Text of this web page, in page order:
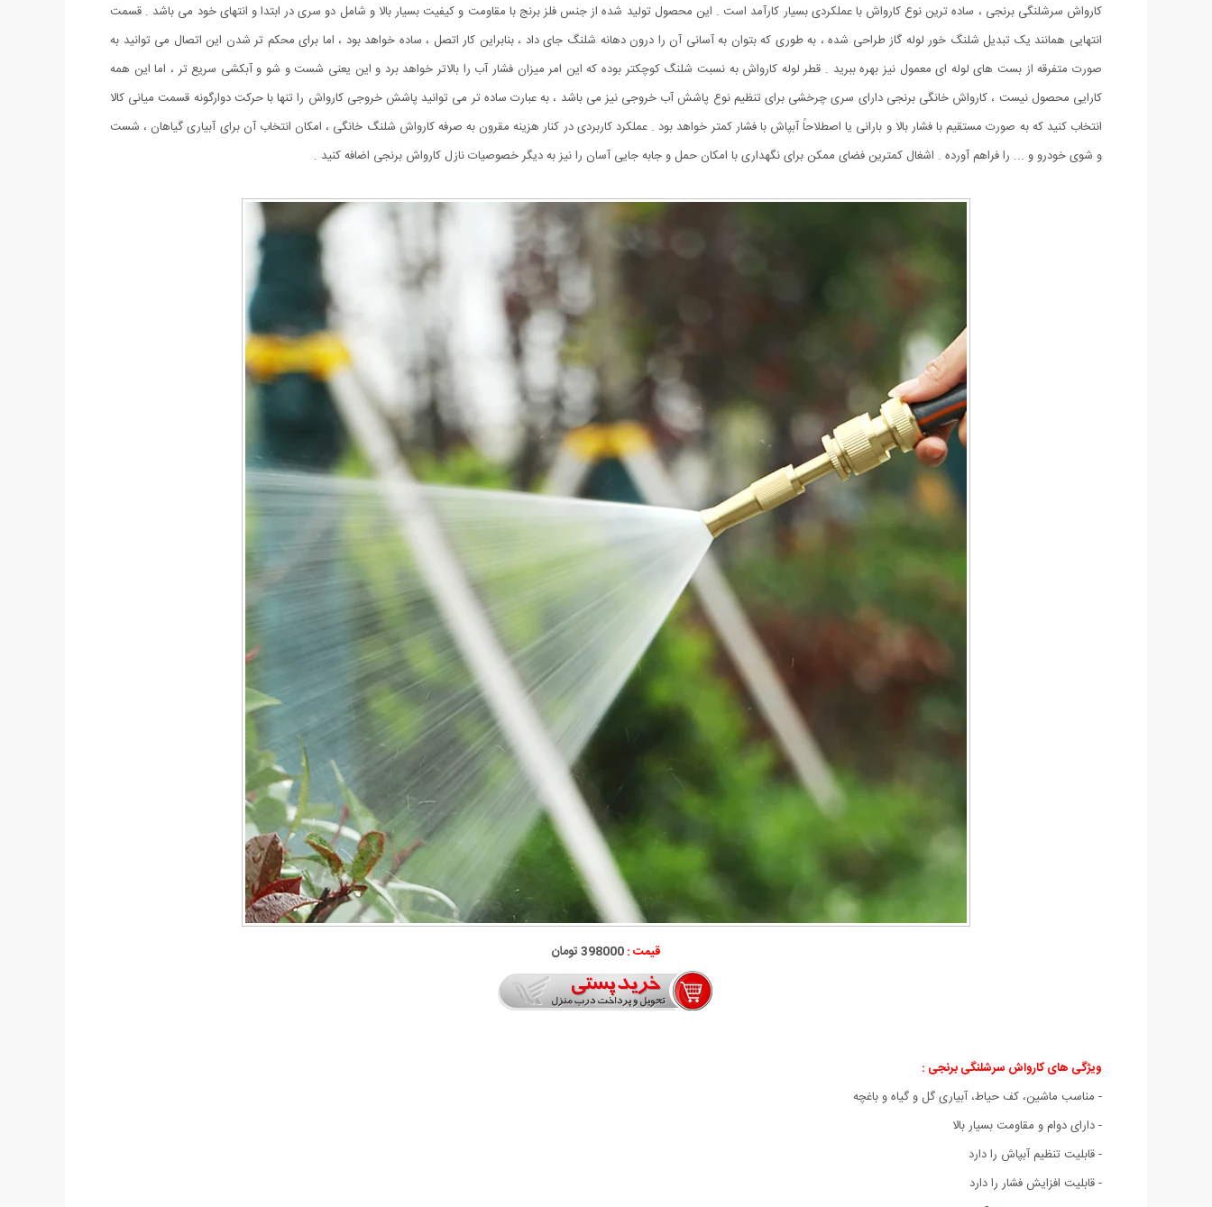
کارواش سرشلنگی برنجی ، ساده ترین نوع کارواش با عملکردی بسیار کارآمد است . این محصول تولید شده از جنس فلز برنج با مقاومت و کیفیت بسیار بالا و شامل دو سری در ابتدا و انتهای خود می باشد . قسمت
انتهایی همانند یک تبدیل شلنگ خور لوله گاز طراحی شده ، به طوری که بتوان به آسانی آن را درون دهانه شلنگ جای داد ، بنابراین کار اتصل ، ساده خواهد بود ، اما برای محکم تر شدن این اتصال می توانید به
صورت متفرقه از بست های لوله ای معمول نیز بهره ببرید . قطر لوله کارواش به نسبت شلنگ کوچکتر بوده که این امر میزان فشار آب را بالاتر خواهد برد و این یعنی شست و شو و آبکشی سریع تر ، اما این همه
کارایی محصول نیست ، کارواش خانگی برنجی دارای سری چرخشی برای تنظیم نوع پاشش آب خروجی نیز می باشد ، به عبارت ساده تر می توانید پاشش خروجی کارواش را تنها با حرکت دوارگونه قسمت میانی کالا
انتخاب کنید که به صورت مستقیم با فشار بالا و بارانی یا اصطلاحاً آبپاش با فشار کمتر خواهد بود . عملکرد کاربردی در کنار هزینه مقرون به صرفه کارواش شلنگ خانگی ، امکان انتخاب آن برای آبیاری گیاهان ، شست
و شوی خودرو و ... را فراهم آورده . اشغال کمترین فضای ممکن برای نگهداری با امکان حمل و جابه جایی آسان را نیز به دیگر خصوصیات نازل کارواش برنجی اضافه کنید .
قیمت :398000 تومان
ویژگی های کارواش سرشلنگی برنجی :
- مناسب ماشین، کف حیاط، آبیاری گل و گیاه و باغچه
- دارای دوام و مقاومت بسیار بالا
- قابلیت تنظیم آبپاش را دارد
- قابلیت افزایش فشار را دارد